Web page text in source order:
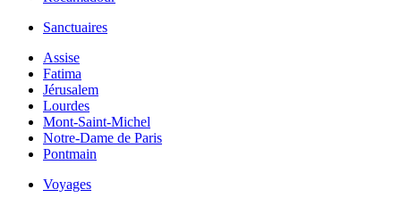
Sanctuaires
Assise
Fatima
Jérusalem
Lourdes
Mont-Saint-Michel
Notre-Dame de Paris
Pontmain
Voyages